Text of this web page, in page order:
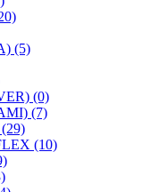
(5)
(0)
(7)
(29)
(10)